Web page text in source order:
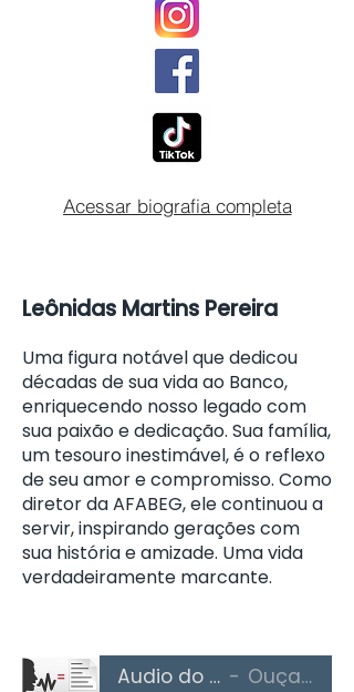
Acessar biografia completa
Leônidas Martins Pereira
Uma figura notável que dedicou
décadas de sua vida ao Banco,
enriquecendo nosso legado com
sua paixão e dedicação. Sua família,
um tesouro inestimável, é o reflexo
de seu amor e compromisso. Como
diretor da AFABEG, ele continuou a
servir, inspirando gerações com
sua história e amizade. Uma vida
verdadeiramente marcante.
Áudio do Texto Ouça Aqui